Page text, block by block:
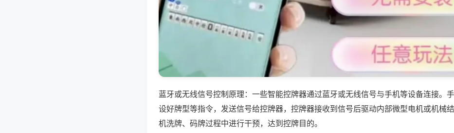
蓝牙或无线信号控制原理：一些智能控牌器通过蓝牙或无线信号与手机等设备连接。
设好牌型等指令，发送信号给控牌器，控牌器接收到信号后驱动内部微型电机或机械
机洗牌、码牌过程中进行干预，达到控牌目的。